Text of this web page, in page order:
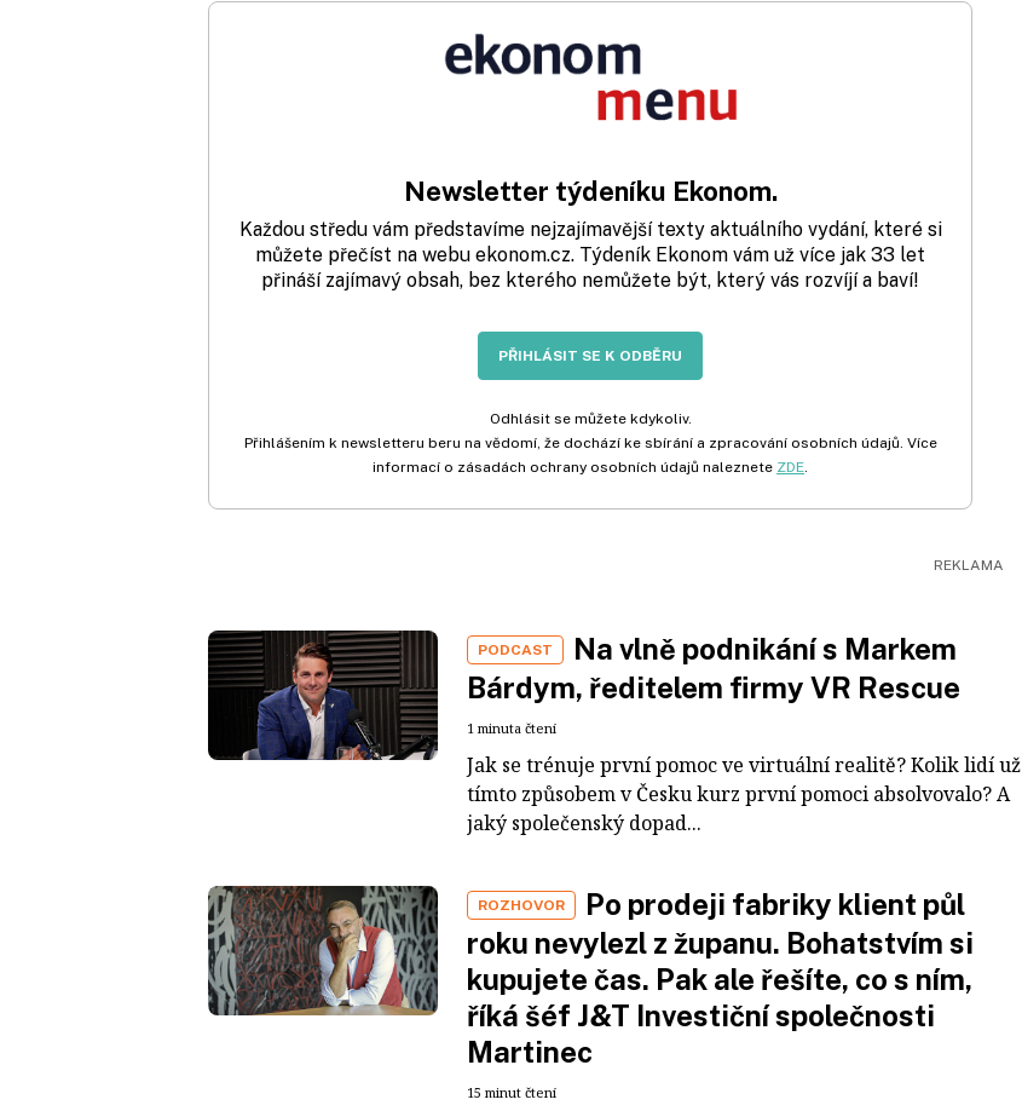
Newsletter týdeníku Ekonom.
Každou středu vám představíme nejzajímavější texty aktuálního vydání, které si
můžete přečíst na webu ekonom.cz. Týdeník Ekonom vám už více jak 33 let
přináší zajímavý obsah, bez kterého nemůžete být, který vás rozvíjí a baví!
PŘIHLÁSIT SE K ODBĚRU
Odhlásit se můžete kdykoliv.
Přihlášením k newsletteru beru na vědomí, že dochází ke sbírání a zpracování osobních údajů. Více
informací o zásadách ochrany osobních údajů naleznete ZDE
PODCAST
Na vlně podnikání s Markem
Bárdym, ředitelem firmy VR Rescue
1 minuta čtení
Jak se trénuje první pomoc ve virtuální realitě? Kolik lidí už
tímto způsobem v Česku kurz první pomoci absolvovalo? A
jaký společenský dopad...
ROZHOVOR
Po prodeji fabriky klient půl
roku nevylezl z županu. Bohatstvím si
kupujete čas. Pak ale řešíte, co s ním,
říká šéf J&T Investiční společnosti
Martinec
15 minut čtení